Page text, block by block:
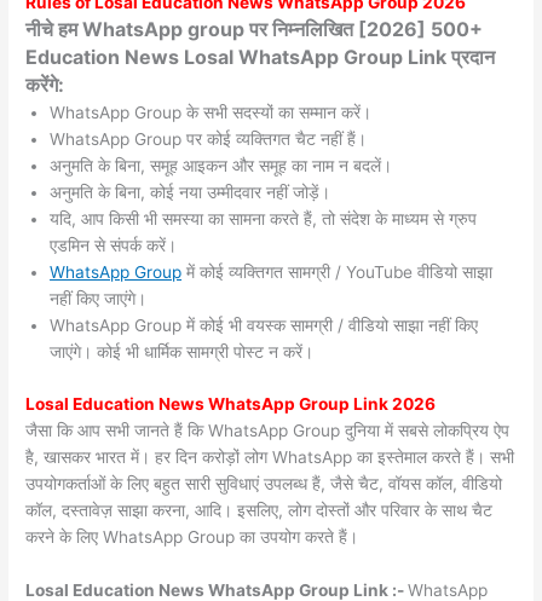
नीचे हम WhatsApp group पर निम्नलिखित [2026] 500+
Education News Losal WhatsApp Group Link प्रदान
करेंगे:
WhatsApp Group के सभी सदस्यों का सम्मान करें।
WhatsApp Group पर कोई व्यक्तिगत चैट नहीं हैं।
अनुमति के बिना, समूह आइकन और समूह का नाम न बदलें।
अनुमति के बिना, कोई नया उम्मीदवार नहीं जोड़ें।
यदि, आप किसी भी समस्या का सामना करते हैं, तो संदेश के माध्यम से ग्रुप
एडमिन से संपर्क करें।
WhatsApp Group में कोई व्यक्तिगत सामग्री / YouTube वीडियो साझा
नहीं किए जाएंगे।
WhatsApp Group में कोई भी वयस्क सामग्री / वीडियो साझा नहीं किए
जाएंगे। कोई भी धार्मिक सामग्री पोस्ट न करें।
LosalEducation News WhatsApp Group Link 2026
जैसा कि आप सभी जानते हैं कि WhatsApp Group दुनिया में सबसे लोकप्रिय ऐप
है, खासकर भारत में। हर दिन करोड़ों लोग WhatsApp का इस्तेमाल करते हैं। सभी
उपयोगकर्ताओं के लिए बहुत सारी सुविधाएं उपलब्ध हैं, जैसे चैट, वॉयस कॉल, वीडियो
कॉल, दस्तावेज़ साझा करना, आदि। इसलिए, लोग दोस्तों और परिवार के साथ चैट
करने के लिए WhatsApp Group का उपयोग करते हैं।
Losal Education News WhatsApp Group Link :-WhatsApp